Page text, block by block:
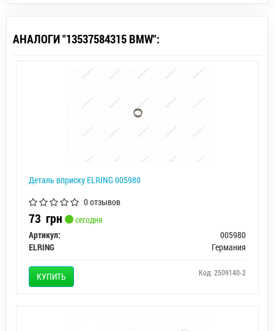
АНАЛОГИ "13537584315 BMW":
Деталь вприску ELRING 005980
0 отзывов
73 грн
сегодня
Артикул:
005980
ELRING
Германия
КУПИТЬ Код: 2509140-2